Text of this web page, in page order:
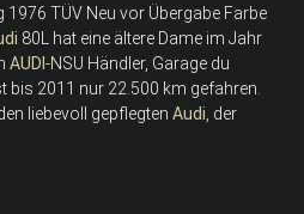
TÜV Neu vor Übergabe Farbe
80L hat eine ältere Dame im Jahr
AUDI-NSU Händler, Garage du
bis 2011 nur 22.500 km gefahren.
liebevoll gepflegten Audi , der